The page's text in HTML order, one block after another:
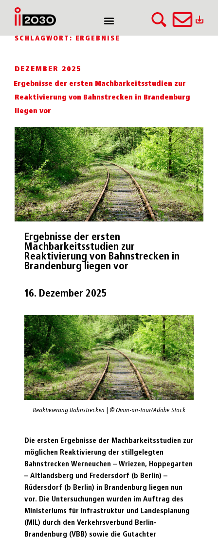
SCHLAGWORT: ERGEBNISE
DEZEMBER 2025
Ergebnisse der ersten Machbarkeitsstudien zur
Reaktivierung von Bahnstrecken in Brandenburg
liegen vor
Ergebnisse der ersten
Machbarkeitsstudien zur
Reaktivierung von Bahnstrecken in
Brandenburg liegen vor
16. Dezember 2025
Reaktivierung Bahnstrecken | © Omm-on-tour/Adobe Stock
Die ersten Ergebnisse der Machbarkeitsstudien zur
möglichen Reaktivierung der stillgelegten
Bahnstrecken Werneuchen – Wriezen, Hoppegarten
– Altlandsberg und Fredersdorf (b Berlin) –
Rüdersdorf (b Berlin) in Brandenburg liegen nun
vor. Die Untersuchungen wurden im Auftrag des
Ministeriums für Infrastruktur und Landesplanung
(MIL) durch den Verkehrsverbund Berlin-
Brandenburg (VBB) sowie die Gutachter